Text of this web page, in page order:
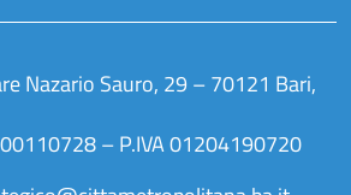
Nazario Sauro, 29 – 70121 Bari,
– P.IVA 01204190720